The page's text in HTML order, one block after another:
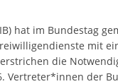
hat im Bundestag
mit
die
Vertreter*innen der